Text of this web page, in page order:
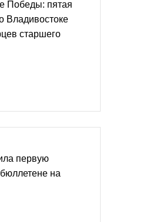
Победы: пятая
Владивостоке
старшего
первую
на